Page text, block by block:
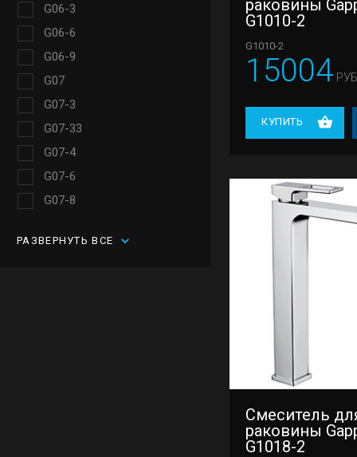
G06-3
G06-6
G06-9
G07
G07-3
G07-33
G07-4
G07-6
G07-8
G09-63
РАЗВЕРНУТЬ ВСЕ
раковины
G1010-2
G1010-2
15004
КУПИТЬ
Смеситель
раковины
G1018-2